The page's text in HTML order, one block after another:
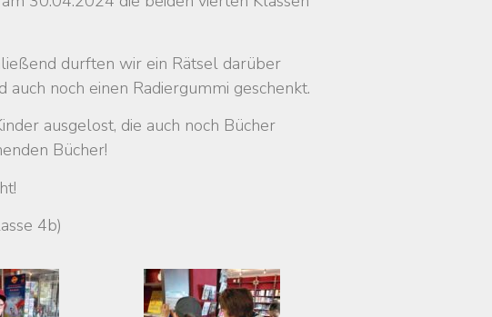
durften wir ein Rätsel darüber
noch einen Radiergummi geschenkt.
ausgelost, die auch noch Bücher
Bücher!
4b)